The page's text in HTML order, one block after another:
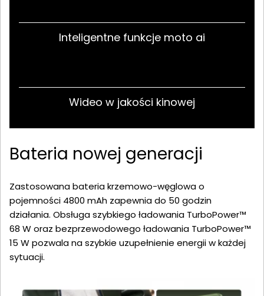
Inteligentne funkcje moto ai
Wideo w jakości kinowej
Bateria nowej generacji
Zastosowana bateria krzemowo-węglowa o
pojemności 4800 mAh zapewnia do 50 godzin
działania. Obsługa szybkiego ładowania TurboPower™
68 W oraz bezprzewodowego ładowania TurboPower™
15 W pozwala na szybkie uzupełnienie energii w każdej
sytuacji.